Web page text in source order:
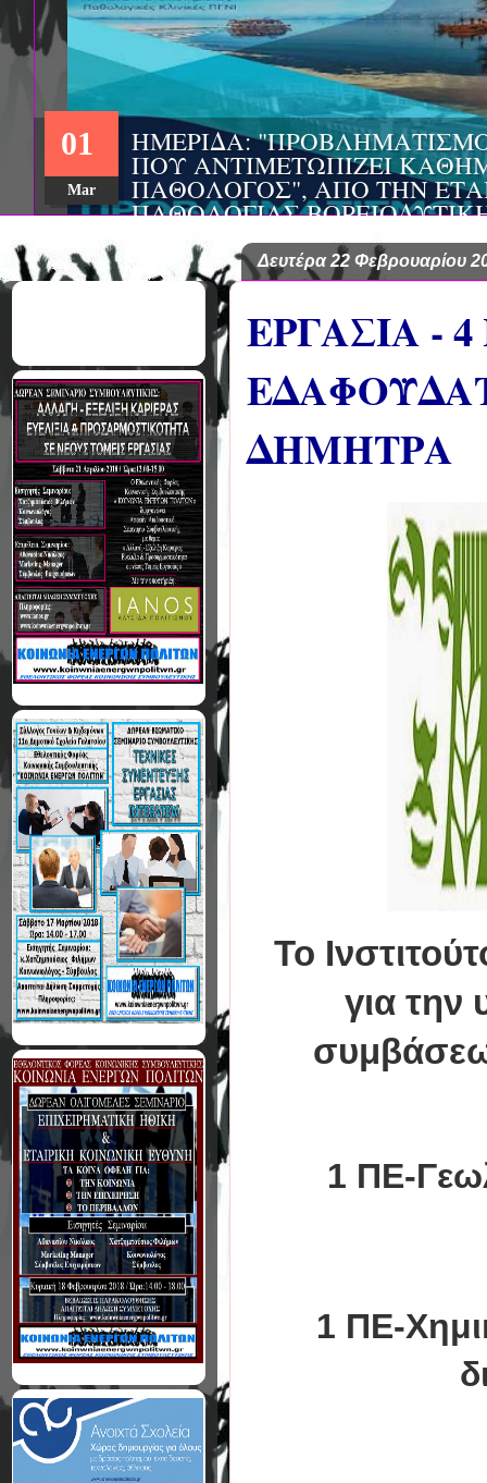
ΗΜΕΡΙΔΑ:
ΠΟΥ ΑΝΤΙΜΕΤΩΠΙΖΕΙ
ΠΑΘΟΛΟΓΟΣ", ΑΠΟ ΤΗΝ
ΠΑΘΟΛΟΓΙΑΣ
ΤΙΣ Α' & Β'
ΚΛΙΝΙΚΕΣ ΠΓΝΙ
01
Mar
Δευτέρα 22 Φεβρουαρίου
ΕΡΓΑΣΙΑ -
ΔΗΜΗΤΡΑ
To
για
1 ΠΕ-
1 ΠΕ-